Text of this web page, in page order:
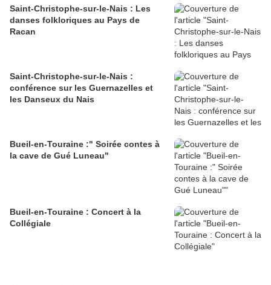
Saint-Christophe-sur-le-Nais : Les
danses folkloriques au Pays de
Racan
Saint-Christophe-sur-le-Nais :
conférence sur les Guernazelles et
les Danseux du Nais
Bueil-en-Touraine :" Soirée contes à
la cave de Gué Luneau"
Bueil-en-Touraine : Concert à la
Collégiale